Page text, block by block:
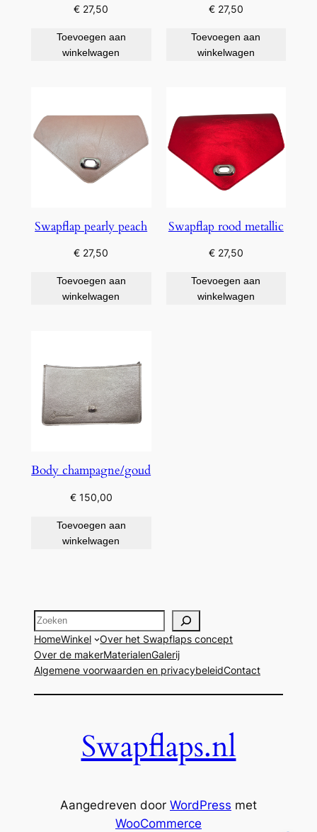
€ 27,50
Toevoegen aan
winkelwagen
€27,50
Toevoegen aan
winkelwagen
Swapflap pearly peach
€ 27,50
Toevoegen aan
winkelwagen
Swapflap rood metallic
€27,50
Toevoegen aan
winkelwagen
Body champagne/goud
€150,00
Toevoegen aan
winkelwagen
Zoeken
HomeWinkel
Over het Swapflaps concept
Over de makerMaterialenGalerij
Algemene voorwaarden en privacybeleidContact
Swapflaps.nl
Aangedreven door WordPress met
WooCommerce